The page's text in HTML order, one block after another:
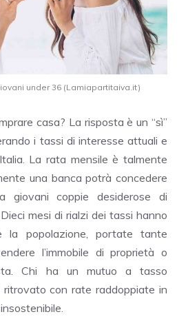
under 36 (Lamiapartitaiva.it)
casa? La risposta è un “sì”
i tassi di interesse attuali e
La rata mensile è talmente
una banca potrà concedere
giovani coppie desiderose di
mesi di rialzi dei tassi hanno
la popolazione, portate tante
l’immobile di proprietà o
Chi ha un mutuo a tasso
con rate raddoppiate in